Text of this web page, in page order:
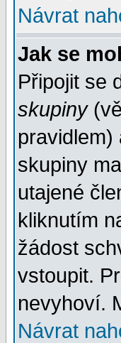
Návrat
Jak se
Připojit se
skupiny
pravidlem)
skupiny
utajené
kliknutím
žádost
vstoupit.
nevyhoví.
Návrat